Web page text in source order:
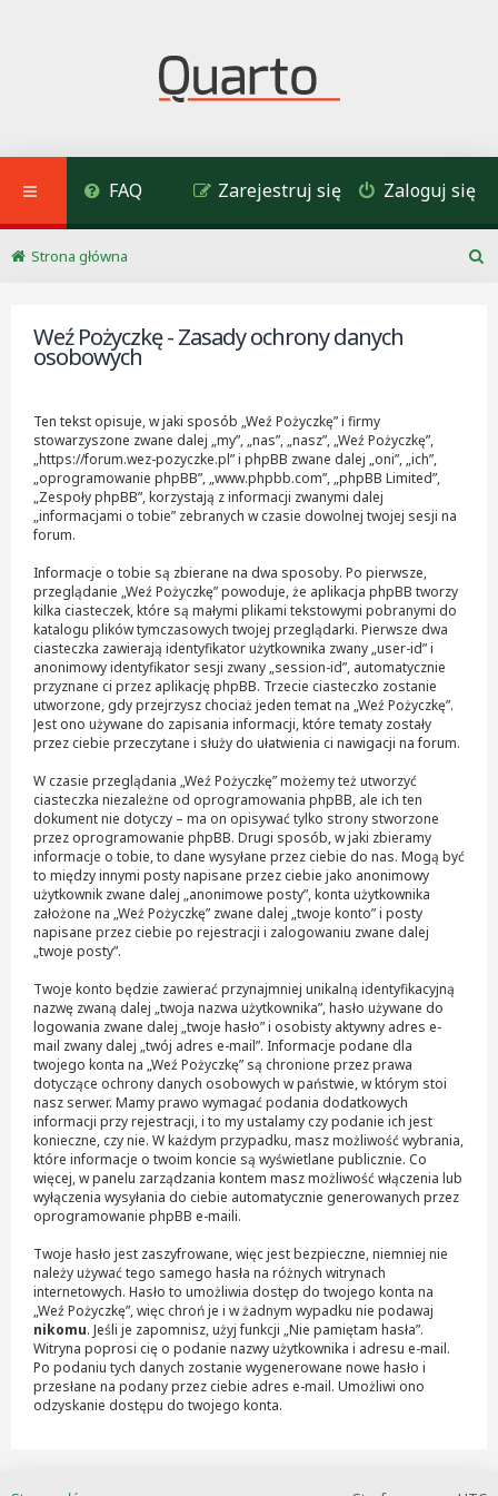
FAQ Zaloguj się
Zarejestruj się
Strona główna
Weź Pożyczkę - Zasady ochrony danych
osobowych
Ten tekst opisuje, w jaki sposób „Weź Pożyczkę” i firmy
stowarzyszone zwane dalej „my”, „nas”, „nasz”, „Weź Pożyczkę”,
„https://forum.wez-pozyczke.pl” i phpBB zwane dalej „oni”, „ich”,
„oprogramowanie phpBB”, „www.phpbb.com”, „phpBB Limited”,
„Zespoły phpBB”, korzystają z informacji zwanymi dalej
„informacjami o tobie” zebranych w czasie dowolnej twojej sesji na
forum.
Informacje o tobie są zbierane na dwa sposoby. Po pierwsze,
przeglądanie „Weź Pożyczkę” powoduje, że aplikacja phpBB tworzy
kilka ciasteczek, które są małymi plikami tekstowymi pobranymi do
katalogu plików tymczasowych twojej przeglądarki. Pierwsze dwa
ciasteczka zawierają identyfikator użytkownika zwany „user-id” i
anonimowy identyfikator sesji zwany „session-id”, automatycznie
przyznane ci przez aplikację phpBB. Trzecie ciasteczko zostanie
utworzone, gdy przejrzysz chociaż jeden temat na „Weź Pożyczkę”.
Jest ono używane do zapisania informacji, które tematy zostały
przez ciebie przeczytane i służy do ułatwienia ci nawigacji na forum.
W czasie przeglądania „Weź Pożyczkę” możemy też utworzyć
ciasteczka niezależne od oprogramowania phpBB, ale ich ten
dokument nie dotyczy – ma on opisywać tylko strony stworzone
przez oprogramowanie phpBB. Drugi sposób, w jaki zbieramy
informacje o tobie, to dane wysyłane przez ciebie do nas. Mogą być
to między innymi posty napisane przez ciebie jako anonimowy
użytkownik zwane dalej „anonimowe posty”, konta użytkownika
założone na „Weź Pożyczkę” zwane dalej „twoje konto” i posty
napisane przez ciebie po rejestracji i zalogowaniu zwane dalej
„twoje posty”.
Twoje konto będzie zawierać przynajmniej unikalną identyfikacyjną
nazwę zwaną dalej „twoja nazwa użytkownika”, hasło używane do
logowania zwane dalej „twoje hasło” i osobisty aktywny adres e-
mail zwany dalej „twój adres e-mail”. Informacje podane dla
twojego konta na „Weź Pożyczkę” są chronione przez prawa
dotyczące ochrony danych osobowych w państwie, w którym stoi
nasz serwer. Mamy prawo wymagać podania dodatkowych
informacji przy rejestracji, i to my ustalamy czy podanie ich jest
konieczne, czy nie. W każdym przypadku, masz możliwość wybrania,
które informacje o twoim koncie są wyświetlane publicznie. Co
więcej, w panelu zarządzania kontem masz możliwość włączenia lub
wyłączenia wysyłania do ciebie automatycznie generowanych przez
oprogramowanie phpBB e-maili.
Twoje hasło jest zaszyfrowane, więc jest bezpieczne, niemniej nie
należy używać tego samego hasła na różnych witrynach
internetowych. Hasło to umożliwia dostęp do twojego konta na
„Weź Pożyczkę”, więc chroń je i w żadnym wypadku nie podawaj
nikomu. Jeśli je zapomnisz, użyj funkcji „Nie pamiętam hasła”.
Witryna poprosi cię o podanie nazwy użytkownika i adresu e-mail.
Po podaniu tych danych zostanie wygenerowane nowe hasło i
przesłane na podany przez ciebie adres e-mail. Umożliwi ono
odzyskanie dostępu do twojego konta.